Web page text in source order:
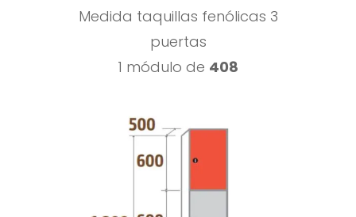
Medida taquillas fenólicas 3
puertas
1 módulo de 408